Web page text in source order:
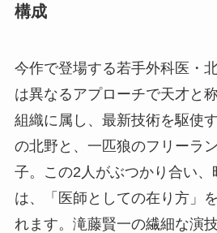
構成
今作で登場する若手外科医・
は異なるアプローチで天才と
組織に属し、最新技術を駆使
の北野と、一匹狼のフリーラ
子。この2人がぶつかり合い、
は、「医師としての在り方」
れます。滝藤賢一の繊細な演